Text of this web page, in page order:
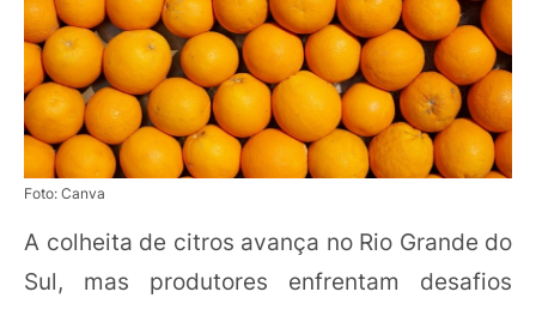
Foto: Canva
A colheita de citros avança no Rio Grande do
Sul, mas produtores enfrentam desafios